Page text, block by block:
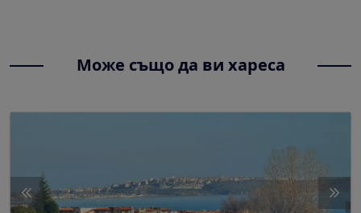
Може също да ви хареса